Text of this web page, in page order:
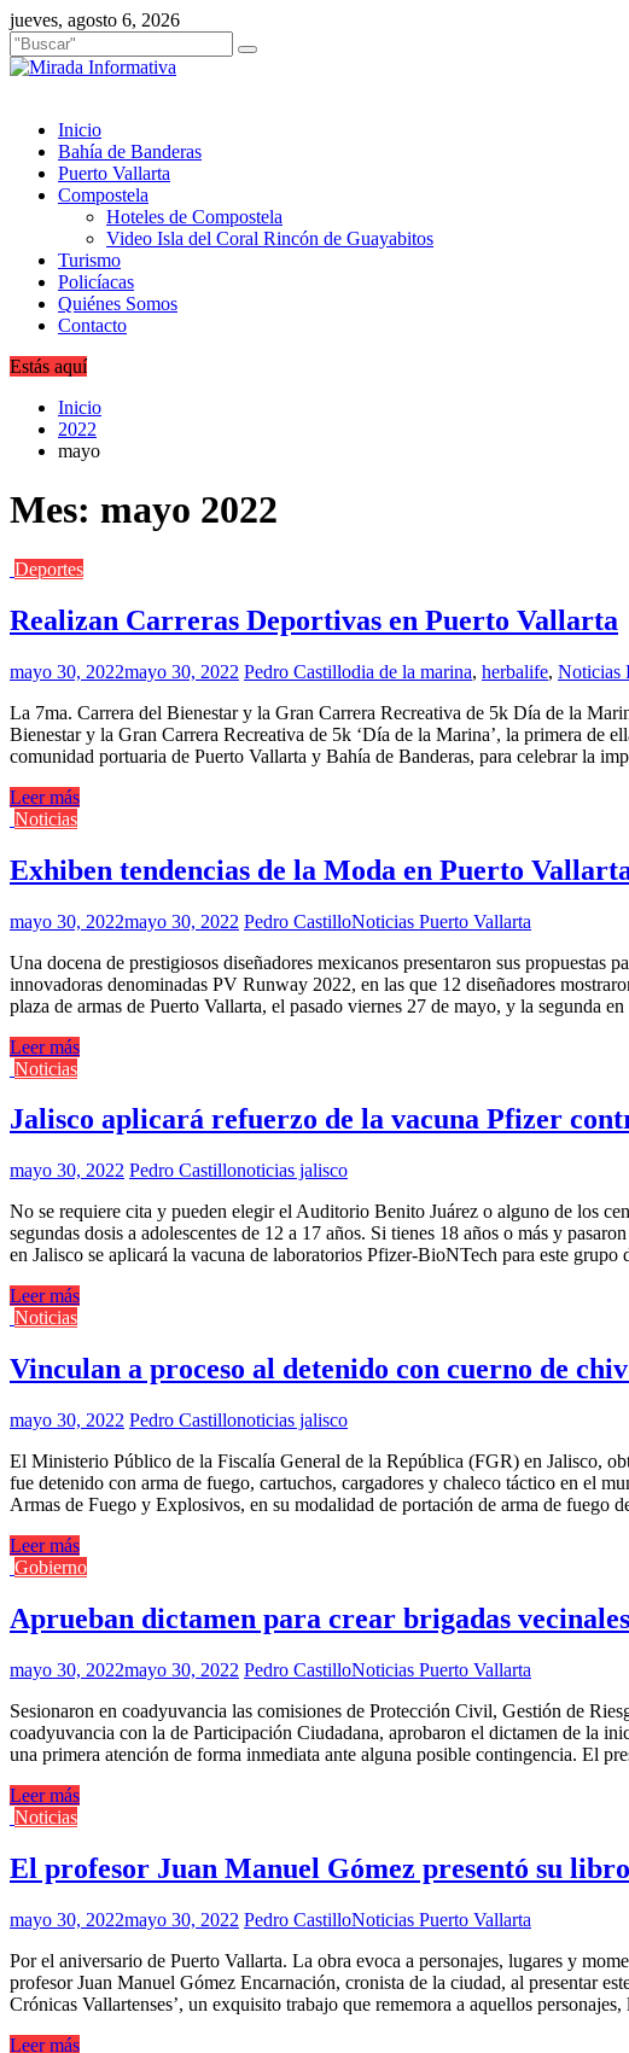
Saltar
al
contenido
jueves, agosto 6, 2026
Inicio
Bahía de Banderas
Puerto Vallarta
Compostela
Hoteles de Compostela
Video Isla del Coral Rincón de Guayabitos
Turismo
Policíacas
Quiénes Somos
Contacto
Estás aquí
Inicio
2022
mayo
Mes: mayo 2022
Deportes
Realizan Carreras Deportivas en Puerto Vallarta
mayo 30, 2022mayo 30, 2022 Pedro Castillodia de la marina, herbalife, Noticias
La 7ma. Carrera del Bienestar y la Gran Carrera Recreativa de 5k Día de la
Bienestar y la Gran Carrera Recreativa de 5k ‘Día de la Marina’, la primera de
comunidad portuaria de Puerto Vallarta y Bahía de Banderas, para celebrar la
Leer más
Noticias
Exhiben tendencias de la Moda en Puerto
mayo 30, 2022mayo 30, 2022 Pedro CastilloNoticias Puerto Vallarta
Una docena de prestigiosos diseñadores mexicanos presentaron sus propuestas
innovadoras denominadas PV Runway 2022, en las que 12 diseñadores
plaza de armas de Puerto Vallarta, el pasado viernes 27 de mayo, y la segunda
Leer más
Noticias
Jalisco aplicará refuerzo de la vacuna Pfizer
mayo 30, 2022 Pedro Castillonoticias jalisco
No se requiere cita y pueden elegir el Auditorio Benito Juárez o alguno de los
segundas dosis a adolescentes de 12 a 17 años. Si tienes 18 años o más y
en Jalisco se aplicará la vacuna de laboratorios Pfizer-BioNTech para este
Leer más
Noticias
Vinculan a proceso al detenido con cuerno de
mayo 30, 2022 Pedro Castillonoticias jalisco
El Ministerio Público de la Fiscalía General de la República (FGR) en Jalisco,
fue detenido con arma de fuego, cartuchos, cargadores y chaleco táctico en el
Armas de Fuego y Explosivos, en su modalidad de portación de arma de fuego
Leer más
Gobierno
Aprueban dictamen para crear brigadas vecinales
mayo 30, 2022mayo 30, 2022 Pedro CastilloNoticias Puerto Vallarta
Sesionaron en coadyuvancia las comisiones de Protección Civil, Gestión de
coadyuvancia con la de Participación Ciudadana, aprobaron el dictamen de la
una primera atención de forma inmediata ante alguna posible contingencia. El
Leer más
Noticias
El profesor Juan Manuel Gómez presentó su
mayo 30, 2022mayo 30, 2022 Pedro CastilloNoticias Puerto Vallarta
Por el aniversario de Puerto Vallarta. La obra evoca a personajes, lugares y
profesor Juan Manuel Gómez Encarnación, cronista de la ciudad, al presentar
Crónicas Vallartenses’, un exquisito trabajo que rememora a aquellos
Leer más